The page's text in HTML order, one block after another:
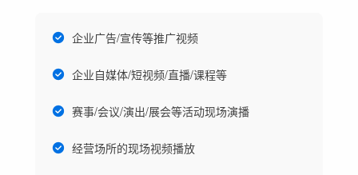
企业广告/宣传等推广视频
企业自媒体/短视频/直播/课程等
赛事/会议/演出/展会等活动现场演播
经营场所的现场视频播放